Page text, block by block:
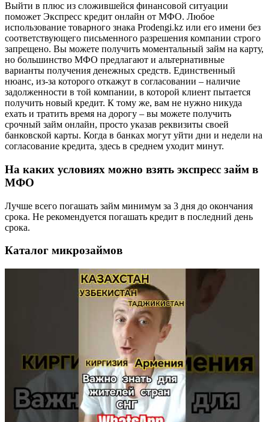
Выйти в плюс из сложившейся финансовой ситуации
поможет Экспресс кредит онлайн от МФО. Любое
использование товарного знака Prodengi.kz или его имени без
соответствующего письменного разрешения компании строго
запрещено. Вы можете получить моментальный займ на карту,
но большинство МФО предлагают и альтернативные
варианты получения денежных средств. Единственный
нюанс, из-за которого откажут в согласовании – наличие
задолженности в той компании, в которой клиент пытается
получить новый кредит. К тому же, вам не нужно никуда
ехать и тратить время на дорогу – вы можете получить
срочный займ онлайн, просто указав реквизиты своей
банковской карты. Когда в банках могут уйти дни и недели на
согласование кредита, здесь в среднем уходит минут.
На каких условиях можно взять экспресс займ в
МФО
Лучше всего погашать займ минимум за 3 дня до окончания
срока. Не рекомендуется погашать кредит в последний день
срока.
Каталог микрозаймов